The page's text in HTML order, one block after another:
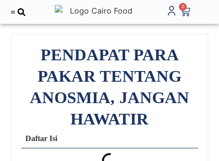
0
PENDAPAT PARA
PAKAR TENTANG
ANOSMIA, JANGAN
HAWATIR
Daftar Isi